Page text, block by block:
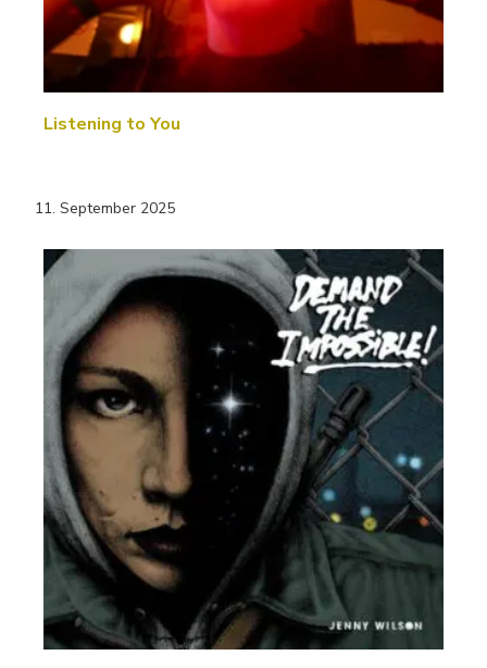
Listening to You
11. September 2025